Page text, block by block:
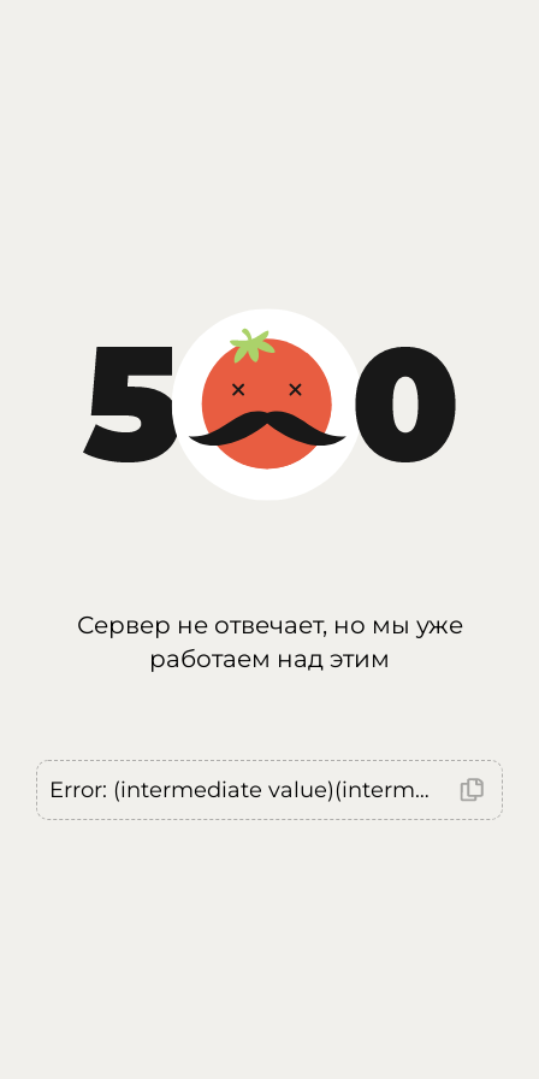
Сервер не отвечает, но мы уже
работаем над этим
Error: (intermediate value)(intermediate value)(intermediate value).replaceAll is not a function